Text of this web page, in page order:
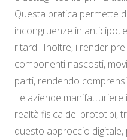
Questa pratica permette
incongruenze in anticipo,
ritardi. Inoltre, i render
componenti nascosti,
parti, rendendo
Le aziende
realtà fisica dei prototipi,
questo approccio